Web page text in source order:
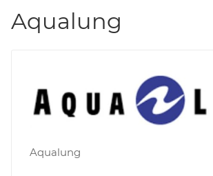
Aqualung
Aqualung